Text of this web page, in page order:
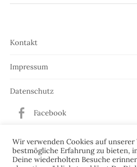
Kontakt
Impressum
Datenschutz
Facebook
Twitter
Wir verwenden Cookies auf
bestmögliche Erfahrung zu bieten,
Deine wiederholten Besuche